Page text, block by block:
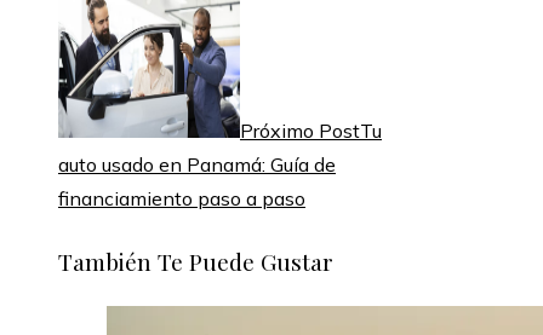
Próximo PostTu
auto usado en Panamá: Guía de
financiamiento paso a paso
También Te Puede Gustar